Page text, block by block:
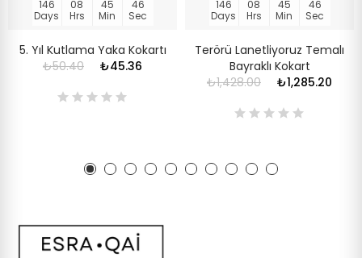
146
Days
08
Hrs
45
Min
46
Sec
5. Yıl Kutlama Yaka Kokartı
₺50.40
₺45.36
146
Days
08
Hrs
45
Min
46
Sec
Terörü Lanetliyoruz Temalı
Bayraklı Kokart
₺1,428.00
₺1,285.20